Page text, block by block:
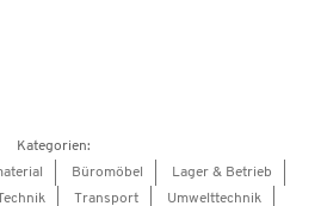
Kategorien:
Büromöbel
Lager & Betrieb
Technik Transport Umwelttechnik